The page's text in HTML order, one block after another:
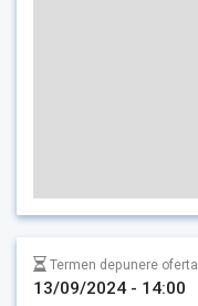
Termen depunere oferta
13/09/2024 - 14:00